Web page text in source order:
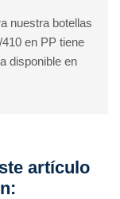
nuestra botellas
en PP tiene
disponible en
artículo